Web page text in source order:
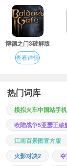
博德之门3破解版
查看详情
热门词库
模拟火车中国站手
欧陆战争5亚瑟王破
江南百景图官方版
火影对决2